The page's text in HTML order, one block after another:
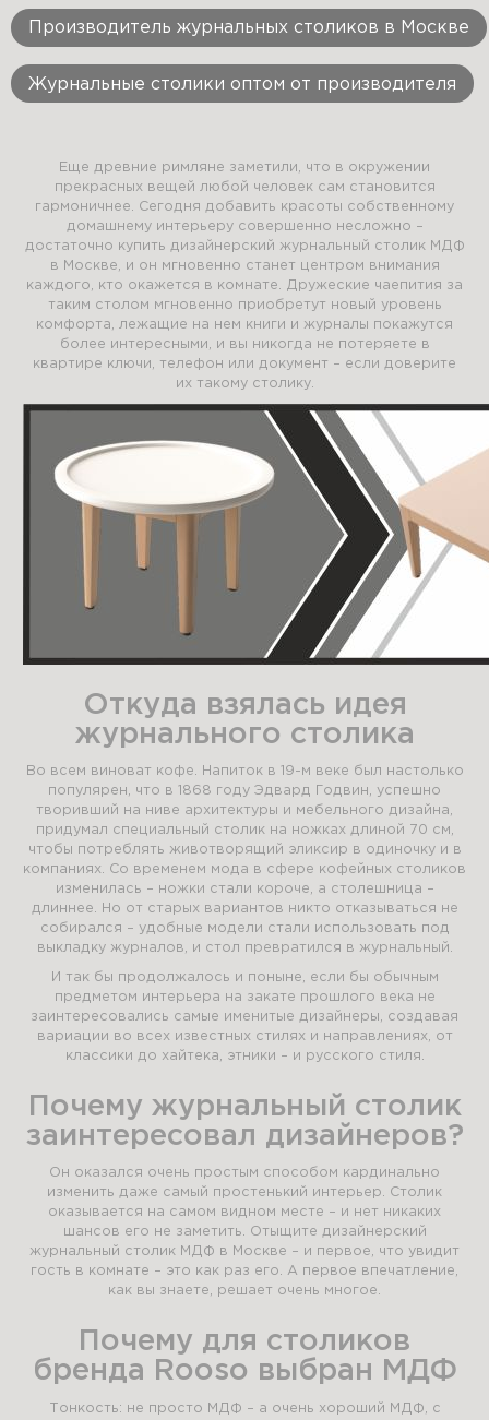
Производитель журнальных столиков в Москве
Журнальные столики оптом от производителя
Еще древние римляне заметили, что в окружении
прекрасных вещей любой человек сам становится
гармоничнее. Сегодня добавить красоты собственному
домашнему интерьеру совершенно несложно –
достаточно купить дизайнерский журнальный столик МДФ
в Москве, и он мгновенно станет центром внимания
каждого, кто окажется в комнате. Дружеские чаепития за
таким столом мгновенно приобретут новый уровень
комфорта, лежащие на нем книги и журналы покажутся
более интересными, и вы никогда не потеряете в
квартире ключи, телефон или документ – если доверите
их такому столику.
Откуда взялась идея
журнального столика
Во всем виноват кофе. Напиток в 19-м веке был настолько
популярен, что в 1868 году Эдвард Годвин, успешно
творивший на ниве архитектуры и мебельного дизайна,
придумал специальный столик на ножках длиной 70 см,
чтобы потреблять животворящий эликсир в одиночку и в
компаниях. Со временем мода в сфере кофейных столиков
изменилась – ножки стали короче, а столешница –
длиннее. Но от старых вариантов никто отказываться не
собирался – удобные модели стали использовать под
выкладку журналов, и стол превратился в журнальный.
И так бы продолжалось и поныне, если бы обычным
предметом интерьера на закате прошлого века не
заинтересовались самые именитые дизайнеры, создавая
вариации во всех известных стилях и направлениях, от
классики до хайтека, этники – и русского стиля.
Почему журнальный столик
заинтересовал дизайнеров?
Он оказался очень простым способом кардинально
изменить даже самый простенький интерьер. Столик
оказывается на самом видном месте – и нет никаких
шансов его не заметить. Отыщите дизайнерский
журнальный столик МДФ в Москве – и первое, что увидит
гость в комнате – это как раз его. А первое впечатление,
как вы знаете, решает очень многое.
Почему для столиков
бренда Rooso выбран МДФ
Тонкость: не просто МДФ – а очень хороший МДФ, с